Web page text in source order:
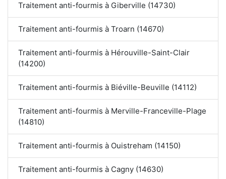
Traitement anti-fourmis à Giberville (14730)
Traitement anti-fourmis à Troarn (14670)
Traitement anti-fourmis à Hérouville-Saint-Clair
(14200)
Traitement anti-fourmis à Biéville-Beuville (14112)
Traitement anti-fourmis à Merville-Franceville-Plage
(14810)
Traitement anti-fourmis à Ouistreham (14150)
Traitement anti-fourmis à Cagny (14630)